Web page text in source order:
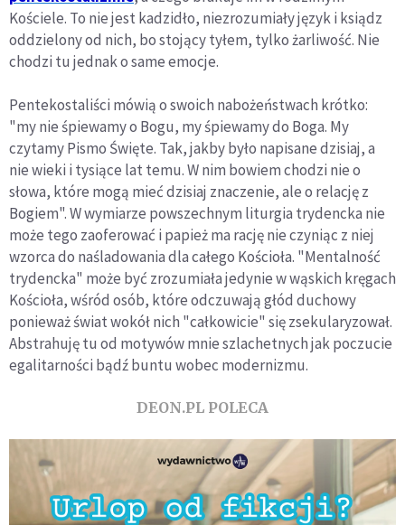
Kościele. To nie jest kadzidło, niezrozumiały język i ksiądz
oddzielony od nich, bo stojący tyłem, tylko żarliwość. Nie
chodzi tu jednak o same emocje.
Pentekostaliści mówią o swoich nabożeństwach krótko:
"my nie śpiewamy o Bogu, my śpiewamy do Boga. My
czytamy Pismo Święte. Tak, jakby było napisane dzisiaj, a
nie wieki i tysiące lat temu. W nim bowiem chodzi nie o
słowa, które mogą mieć dzisiaj znaczenie, ale o relację z
Bogiem". W wymiarze powszechnym liturgia trydencka nie
może tego zaoferować i papież ma rację nie czyniąc z niej
wzorca do naśladowania dla całego Kościoła. "Mentalność
trydencka" może być zrozumiała jedynie w wąskich kręgach
Kościoła, wśród osób, które odczuwają głód duchowy
ponieważ świat wokół nich "całkowicie" się zsekularyzował.
Abstrahuję tu od motywów mnie szlachetnych jak poczucie
egalitarności bądź buntu wobec modernizmu.
DEON.PL POLECA